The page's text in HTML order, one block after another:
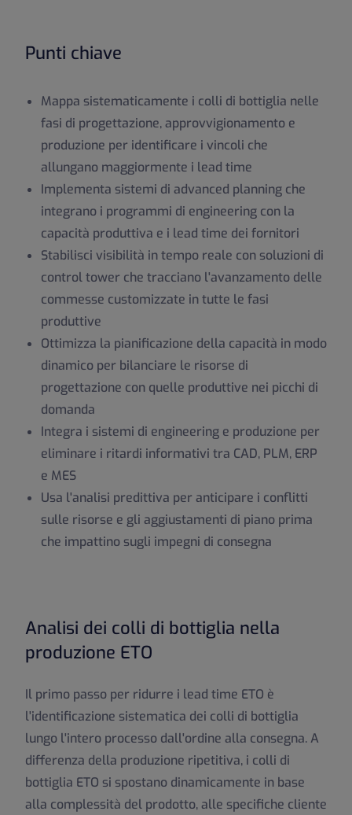
Punti chiave
Mappa sistematicamente i colli di bottiglia nelle
fasi di progettazione, approvvigionamento e
produzione per identificare i vincoli che
allungano maggiormente i lead time
Implementa sistemi di advanced planning che
integrano i programmi di engineering con la
capacità produttiva e i lead time dei fornitori
Stabilisci visibilità in tempo reale con soluzioni di
control tower che tracciano l'avanzamento delle
commesse customizzate in tutte le fasi
produttive
Ottimizza la pianificazione della capacità in modo
dinamico per bilanciare le risorse di
progettazione con quelle produttive nei picchi di
domanda
Integra i sistemi di engineering e produzione per
eliminare i ritardi informativi tra CAD, PLM, ERP
e MES
Usa l'analisi predittiva per anticipare i conflitti
sulle risorse e gli aggiustamenti di piano prima
che impattino sugli impegni di consegna
Analisi dei colli di bottiglia nella
produzione ETO
Il primo passo per ridurre i lead time ETO è
l'identificazione sistematica dei colli di bottiglia
lungo l'intero processo dall'ordine alla consegna. A
differenza della produzione ripetitiva, i colli di
bottiglia ETO si spostano dinamicamente in base
alla complessità del prodotto, alle specifiche cliente